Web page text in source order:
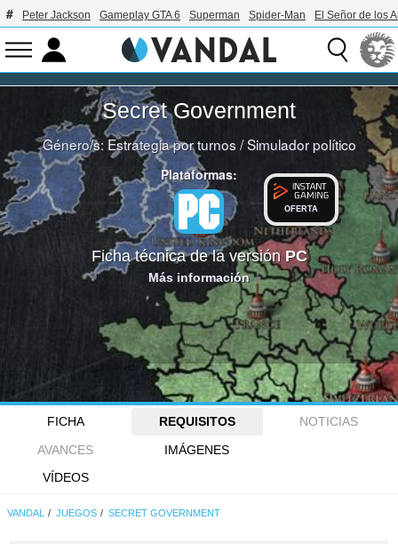
Peter Jackson Gameplay GTA 6 Superman Spider-Man El Señor de los
Secret Government
Género/s:Estrategia por turnos/Simulador político
Plataformas:
OFERTA
Ficha técnica de la versión PC
Más información
FICHA REQUISITOS
NOTICIAS
AVANCES
IMÁGENES
VÍDEOS
VANDAL JUEGOS SECRET GOVERNMENT